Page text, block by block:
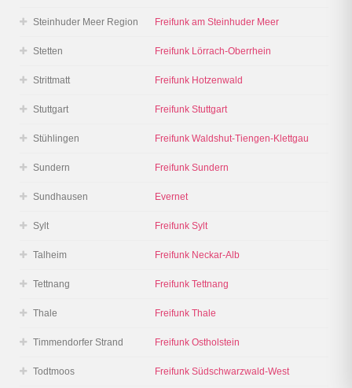
Steinhuder Meer Region Freifunk am Steinhuder Meer
Stetten Freifunk Lörrach-Oberrhein
Strittmatt Freifunk Hotzenwald
Stuttgart Freifunk Stuttgart
Stühlingen Freifunk Waldshut-Tiengen-Klettgau
Sundern Freifunk Sundern
Sundhausen Evernet
Sylt Freifunk Sylt
Talheim Freifunk Neckar-Alb
Tettnang Freifunk Tettnang
Thale Freifunk Thale
Timmendorfer Strand Freifunk Ostholstein
Todtmoos Freifunk Südschwarzwald-West